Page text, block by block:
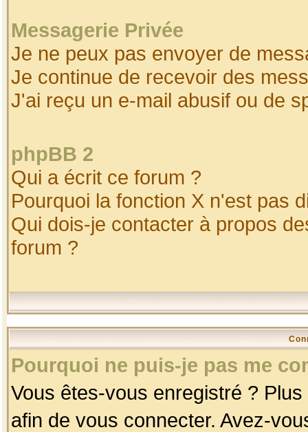
Messagerie Privée
Je ne peux pas envoyer de
Je continue de recevoir des
J'ai reçu un e-mail abusif ou de
phpBB 2
Qui a écrit ce forum ?
Pourquoi la fonction X n'est pas
Qui dois-je contacter à propos
forum ?
Pourquoi ne puis-je pas me
Vous êtes-vous enregistré ?
afin de vous connecter. Avez-